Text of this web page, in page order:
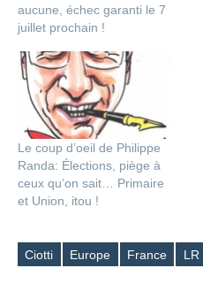
aucune, échec garanti le 7
juillet prochain !
Le coup d’oeil de Philippe
Randa: Élections, piège à
ceux qu’on sait… Primaire
et Union, itou !
Étiquettes
Ciotti Europe France LR